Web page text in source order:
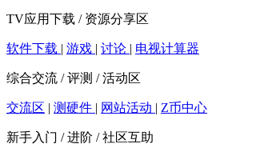
TV应用下载 / 资源分享区
软件下载 | 游戏 | 讨论 | 电视计算器
综合交流 / 评测 / 活动区
交流区 | 测硬件 | 网站活动 | Z币中心
新手入门 / 进阶 / 社区互助